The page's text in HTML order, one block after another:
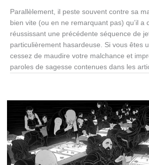
Parallèlement, il peste souvent contre sa
bien vite (ou en ne remarquant pas) qu’il a
réussissant une précédente séquence de
particulièrement hasardeuse. Si vous êtes
cessez de maudire votre malchance et
paroles de sagesse contenues dans les